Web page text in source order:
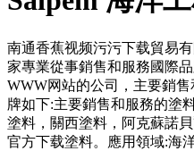
南通香蕉视频污污下载貿易有限
家專業從事銷售和服務國際
WWW网站的公司，主要
牌如下:主要銷售和服務的塗
塗料，關西塗料，阿克
官方下载塗料。應用領域:海洋